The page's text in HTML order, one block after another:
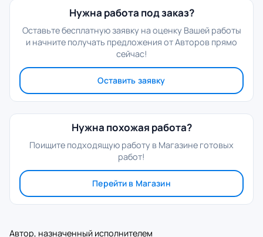
Нужна работа под заказ?
Оставьте бесплатную заявку на оценку Вашей работы
и начните получать предложения от Авторов прямо
сейчас!
Оставить заявку
Нужна похожая работа?
Поищите подходящую работу в Магазине готовых
работ!
Перейти в Магазин
Автор, назначенный исполнителем